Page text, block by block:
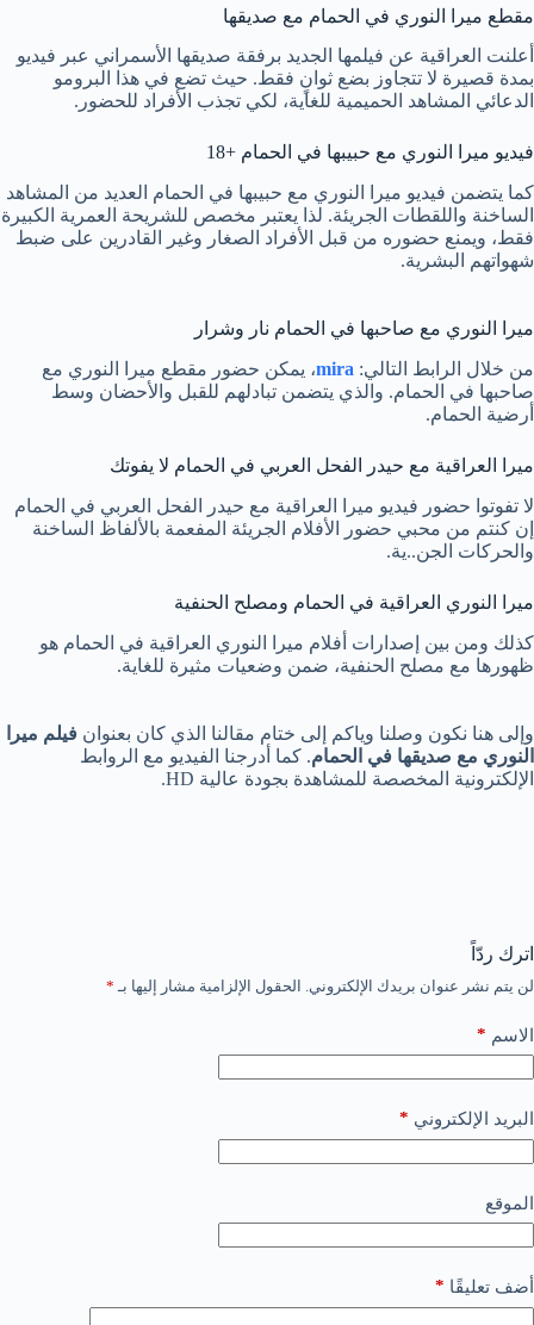
مقطع ميرا النوري في الحمام مع صديقها
أعلنت العراقية عن فيلمها الجديد برفقة صديقها الأسمراني عبر فيديو
بمدة قصيرة لا تتجاوز بضع ثوانٍ فقط. حيث تضع في هذا البرومو
الدعائي المشاهد الحميمية للغاية، لكي تجذب الأفراد للحضور.
فيديو ميرا النوري مع حبيبها في الحمام +18
كما يتضمن فيديو ميرا النوري مع حبيبها في الحمام العديد من المشاهد
الساخنة واللقطات الجريئة. لذا يعتبر مخصص للشريحة العمرية الكبيرة
فقط، ويمنع حضوره من قبل الأفراد الصغار وغير القادرين على ضبط
شهواتهم البشرية.
ميرا النوري مع صاحبها في الحمام نار وشرار
من خلال الرابط التالي: mira، يمكن حضور مقطع ميرا النوري مع
صاحبها في الحمام. والذي يتضمن تبادلهم للقبل والأحضان وسط
أرضية الحمام.
ميرا العراقية مع حيدر الفحل العربي في الحمام لا يفوتك
لا تفوتوا حضور فيديو ميرا العراقية مع حيدر الفحل العربي في الحمام
إن كنتم من محبي حضور الأفلام الجريئة المفعمة بالألفاظ الساخنة
والحركات الجن..ية.
ميرا النوري العراقية في الحمام ومصلح الحنفية
كذلك ومن بين إصدارات أفلام ميرا النوري العراقية في الحمام هو
ظهورها مع مصلح الحنفية، ضمن وضعيات مثيرة للغاية.
وإلى هنا نكون وصلنا وياكم إلى ختام مقالنا الذي كان بعنوان فيلم ميرا
النوري مع صديقها في الحمام. كما أدرجنا الفيديو مع الروابط
الإلكترونية المخصصة للمشاهدة بجودة عالية HD.
اترك ردّاً
لن يتم نشر عنوان بريدك الإلكتروني. الحقول الإلزامية مشار إليها بـ *
الاسم *
البريد الإلكتروني *
الموقع
أضف تعليقًا *